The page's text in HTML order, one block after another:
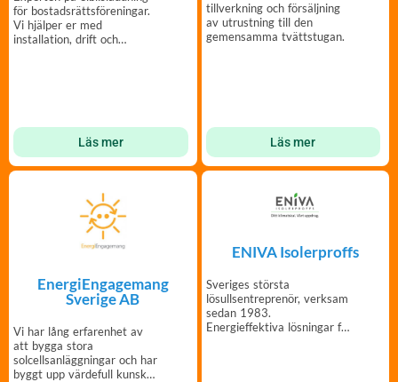
för bostadsrättsföreningar.
Vi hjälper er med
installation, drift och
Läs mer
tillverkning och försäljning
av utrustning till den
gemensamma tvättstugan.
Läs mer
EnergiEngagemang
Sverige AB
Vi har lång erfarenhet av
att bygga stora
solcellsanläggningar och har
byggt upp värdefull kunskap
ENIVA Isolerproffs
Sveriges största
lösullsentreprenör, verksam
sedan 1983.
Energieffektiva lösningar för